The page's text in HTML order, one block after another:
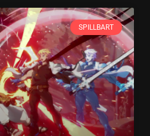
SPILLBART